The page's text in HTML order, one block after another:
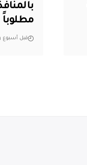
مطلوباً
قبل أسبوع